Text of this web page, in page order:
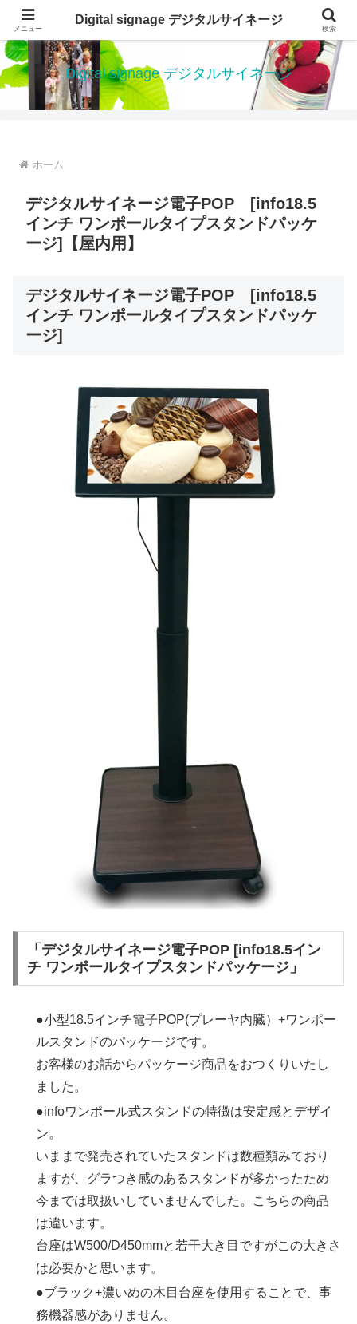
デジタルサイネージ 電子看板は、低価格で、設置が簡単なデジタルサイネージ
Digital signage デジタルサイネージ
ホーム
デジタルサイネージ電子POP [info18.5
インチ ワンポールタイプスタンドパッケ
ージ]【屋内用】
デジタルサイネージ電子POP [info18.5
インチ ワンポールタイプスタンドパッケ
ージ]
「デジタルサイネージ電子POP [info18.5イン
チ ワンポールタイプスタンドパッケージ」
●小型18.5インチ電子POP(プレーヤ内臓）+ワンポー
ルスタンドのパッケージです。
お客様のお話からパッケージ商品をおつくりいたし
ました。
●infoワンポール式スタンドの特徴は安定感とデザイ
ン。
いままで発売されていたスタンドは数種類みており
ますが、グラつき感のあるスタンドが多かったため
今までは取扱いしていませんでした。こちらの商品
は違います。
台座はW500/D450mmと若干大き目ですがこの大きさ
は必要かと思います。
●ブラック+濃いめの木目台座を使用することで、事
務機器感がありません。
メニュー
Digital signage デジタルサイネージ
検索